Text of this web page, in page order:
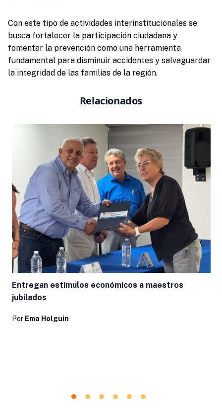
Con este tipo de actividades interinstitucionales se
busca fortalecer la participación ciudadana y
fomentar la prevención como una herramienta
fundamental para disminuir accidentes y salvaguardar
la integridad de las familias de la región.
Relacionados
Entregan estímulos económicos a maestros
jubilados
Por Ema Holguin